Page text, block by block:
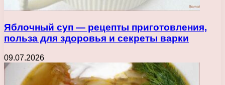
Яблочный суп — рецепты приготовления,
польза для здоровья и секреты варки
09.07.2026